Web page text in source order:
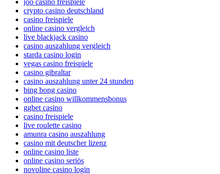
crypto casino deutschland
casino freispiele
online casino vergleich
live blackjack casino
casino auszahlung vergleich
starda casino login
vegas casino freispiele
casino gibraltar
casino auszahlung unter 24 stunden
bing bong casino
online casino willkommensbonus
ggbet casino
casino freispiele
live roulette casino
amunra casino auszahlung
casino mit deutscher lizenz
online casino liste
online casino seriös
novoline casino login